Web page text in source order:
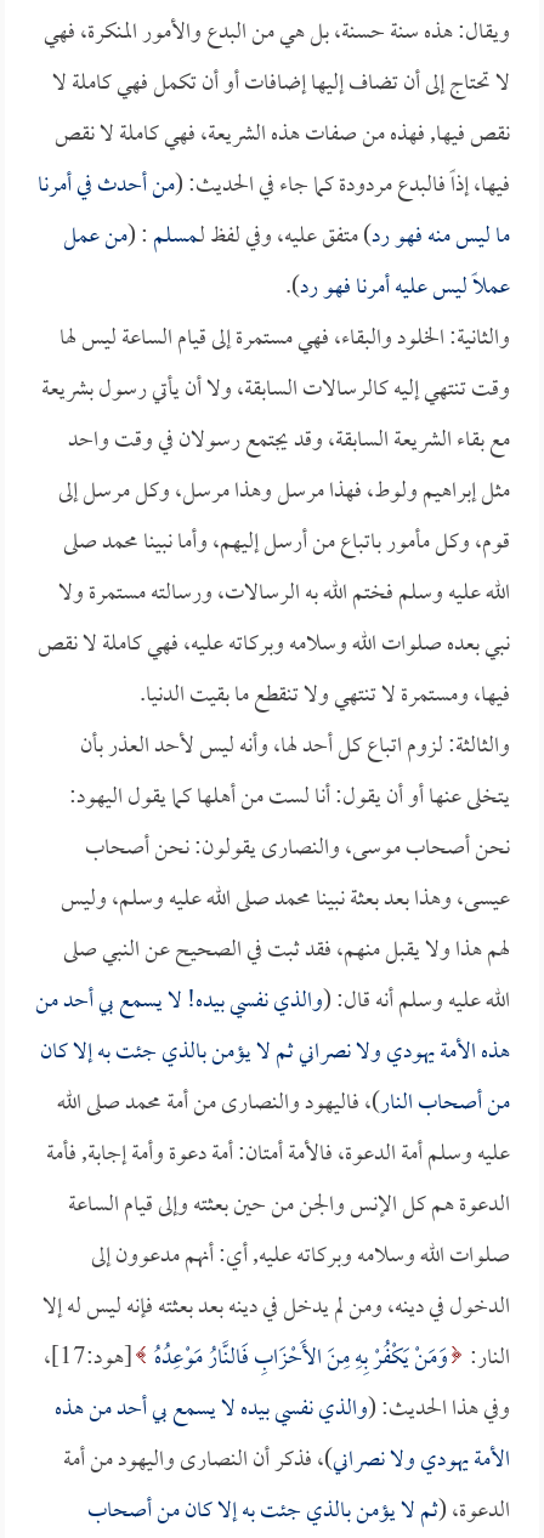
ويقال: هذه سنة حسنة، بل هي من البدع والأمور المنكرة، فهي
لا تحتاج إلى أن تضاف إليها إضافات أو أن تكمل فهي كاملة لا
نقص فيها, فهذه من صفات هذه الشريعة، فهي كاملة لا نقص
فيها، إذاً فالبدع مردودة كما جاء في الحديث: (من أحدث في أمرنا
ما ليس منه فهو رد) متفق عليه، وفي لفظ لـمسلم: (من عمل
عملاً ليس عليه أمرنا فهو رد).
والثانية: الخلود والبقاء، فهي مستمرة إلى قيام الساعة ليس لها
وقت تنتهي إليه كالرسالات السابقة، ولا أن يأتي رسول بشريعة
مع بقاء الشريعة السابقة، وقد يجتمع رسولان في وقت واحد
مثل إبراهيم ولوط، فهذا مرسل وهذا مرسل، وكل مرسل إلى
قوم، وكل مأمور باتباع من أرسل إليهم، وأما نبينا محمد صلى
الله عليه وسلم فختم الله به الرسالات، ورسالته مستمرة ولا
نبي بعده صلوات الله وسلامه وبركاته عليه، فهي كاملة لا نقص
فيها، ومستمرة لا تنتهي ولا تنقطع ما بقيت الدنيا.
والثالثة: لزوم اتباع كل أحد لها، وأنه ليس لأحد العذر بأن
يتخلى عنها أو أن يقول: أنا لست من أهلها كما يقول اليهود:
نحن أصحاب موسى، والنصارى يقولون: نحن أصحاب
عيسى، وهذا بعد بعثة نبينا محمد صلى الله عليه وسلم، وليس
لهم هذا ولا يقبل منهم، فقد ثبت في الصحيح عن النبي صلى
الله عليه وسلم أنه قال: (والذي نفسي بيده! لا يسمع بي أحد من
هذه الأمة يهودي ولا نصراني ثم لا يؤمن بالذي جئت به إلا كان
من أصحاب النار)، فاليهود والنصارى من أمة محمد صلى الله
عليه وسلم أمة الدعوة، فالأمة أمتان: أمة دعوة وأمة إجابة, فأمة
الدعوة هم كل الإنس والجن من حين بعثته وإلى قيام الساعة
صلوات الله وسلامه وبركاته عليه, أي: أنهم مدعوون إلى
الدخول في دينه، ومن لم يدخل في دينه بعد بعثته فإنه ليس له إلا
النار: وَمَنْ يَكْفُرْ بِهِ مِنَ الأَحْزَابِ فَالنَّارُ مَوْعِدُهُ
[هود:17]،
وفي هذا الحديث: (والذي نفسي بيده لا يسمع بي أحد من هذه
الأمة يهودي ولا نصراني)، فذكر أن النصارى واليهود من أمة
الدعوة، (ثم لا يؤمن بالذي جئت به إلا كان من أصحاب